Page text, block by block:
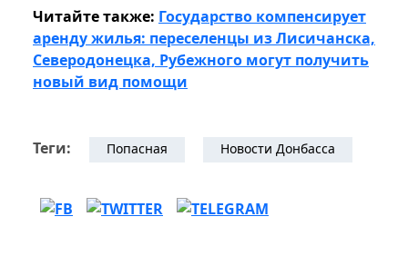
Читайте также: Государство компенсирует
аренду жилья: переселенцы из Лисичанска,
Северодонецка, Рубежного могут получить
новый вид помощи
Теги: Попасная Новости Донбасса